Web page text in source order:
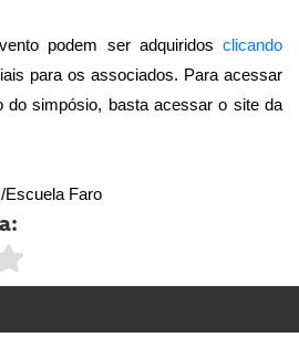
podem ser adquiridos clicando
para os associados. Para acessar
Escuela Faro